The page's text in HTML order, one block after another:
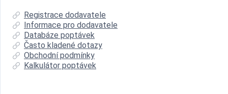
Registrace dodavatele
Informace pro dodavatele
Databáze poptávek
Často kladené dotazy
Obchodní podmínky
Kalkulátor poptávek